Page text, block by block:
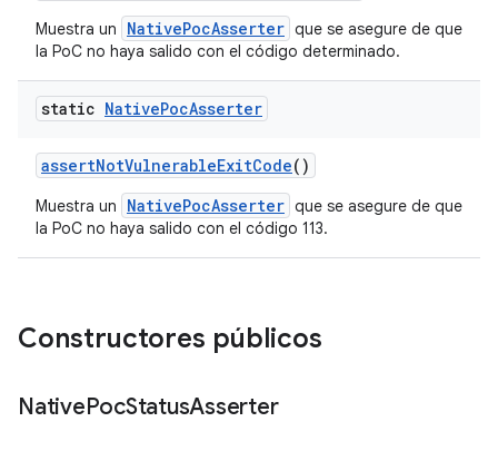
Muestra un NativePocAsserter que se asegure de que
la PoC no haya salido con el código determinado.
static NativePocAsserter
assertNotVulnerableExitCode()
Muestra un NativePocAsserter que se asegure de que
la PoC no haya salido con el código 113.
Constructores públicos
NativePocStatusAsserter